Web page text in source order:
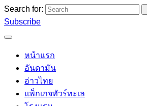
Search for:
Subscribe
หน้าแรก
อันดามัน
อ่าวไทย
แพ็กเกจทัวร์ทะเล